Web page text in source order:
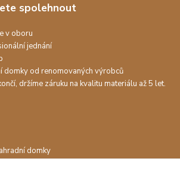
spolehnout
v oboru
jednání
domky od renomovaných výrobců
držíme záruku na kvalitu materiálu až 5 let.
domky